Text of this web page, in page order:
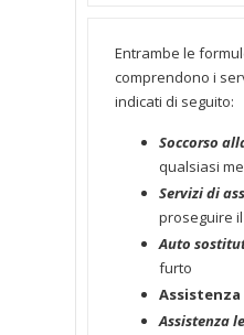
Entrambe le
comprendono i
indicati di seguito:
Soccorso
qualsiasi
Servizi di
proseguire
Auto
furto
Assistenza